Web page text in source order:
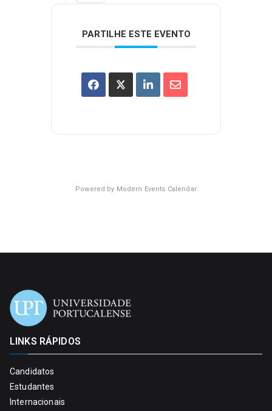
PARTILHE ESTE EVENTO
Powered by Modern Events Calendar
LINKS RÁPIDOS
Candidatos
Estudantes
Internacionais